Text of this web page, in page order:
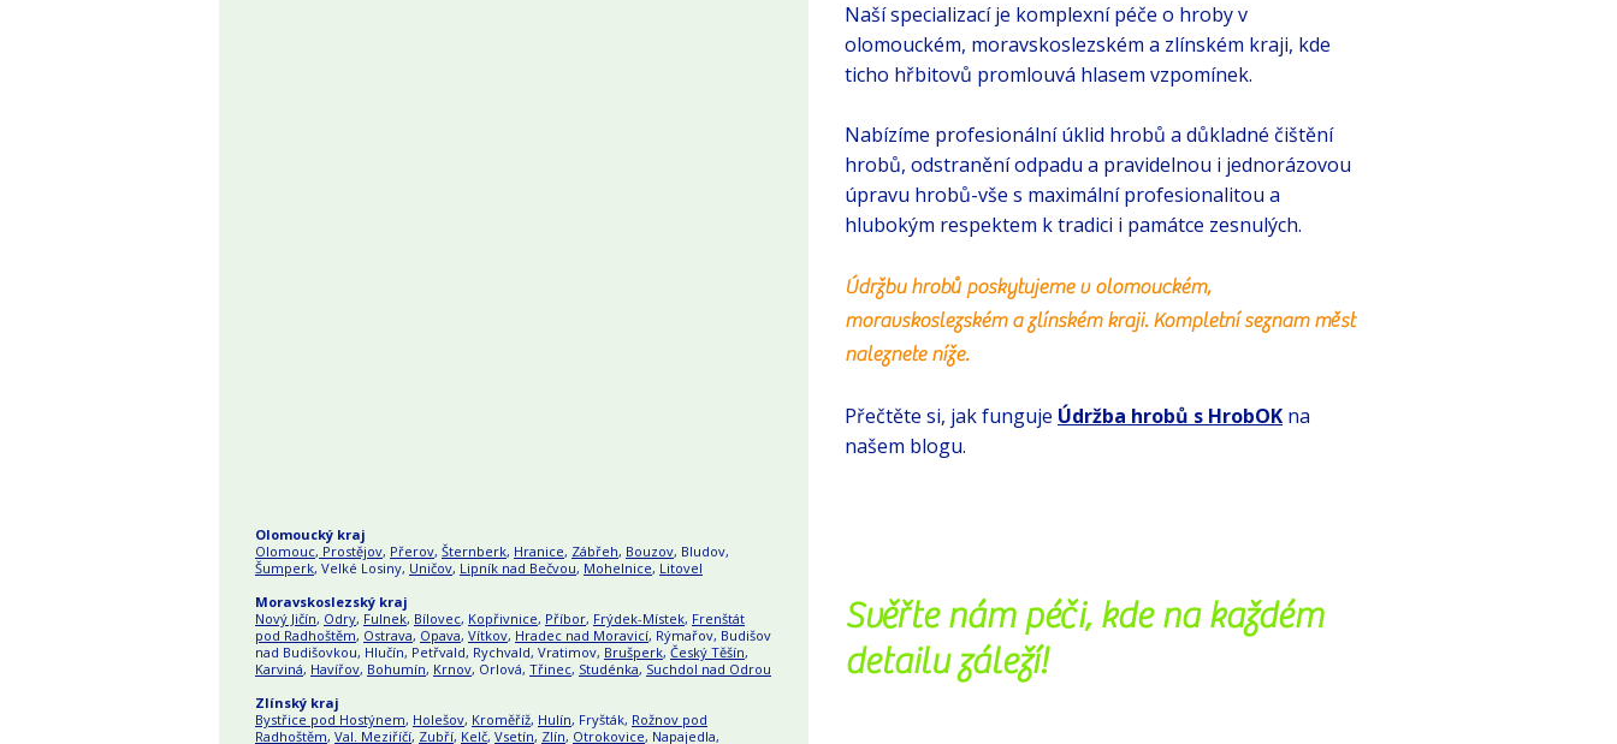
Olomoucký kraj
Olomouc, Prostějov, Přerov, Šternberk, Hranice, Zábřeh, Bouzov, Bludov,
Šumperk, Velké Losiny, Uničov, Lipník nad Bečvou, Mohelnice, Litovel
Moravskoslezský kraj
Nový Jičín, Odry, Fulnek, Bílovec, Kopřivnice, Příbor, Frýdek-Místek, Frenštát
pod Radhoštěm, Ostrava, Opava, Vítkov, Hradec nad Moravicí, Rýmařov, Budišov
nad Budišovkou, Hlučín, Petřvald, Rychvald, Vratimov, Brušperk, Český Těšín,
Karviná, Havířov, Bohumín, Krnov, Orlová, Třinec, Studénka, Suchdol nad Odrou
Zlínský kraj
Bystřice pod Hostýnem, Holešov, Kroměříž, Hulín, Fryšták, Rožnov pod
Radhoštěm, Val. Meziříčí, Zubří, Kelč, Vsetín, Zlín, Otrokovice, Napajedla,
Naší specializací je komplexní péče o hroby v
olomouckém, moravskoslezském a zlínském kraji, kde
ticho hřbitovů promlouvá hlasem vzpomínek.​​
Nabízíme profesionální úklid hrobů a důkladné čištění
hrobů, odstranění odpadu a pravidelnou i jednorázovou
úpravu hrobů-vše s maximální profesionalitou a
hlubokým respektem k tradici i památce zesnulých.
Údržbu hrobů poskytujeme v olomouckém,
moravskoslezském a zlínském kraji. Kompletní seznam měst
naleznete níže.
Přečtěte si, jak funguje Údržba hrobů s HrobOK na
našem blogu.
Svěřte nám péči, kde na každém
detailu záleží!